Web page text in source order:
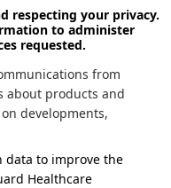
respecting your privacy.
to administer
requested.
from
about products and
developments,
data to improve the
Healthcare